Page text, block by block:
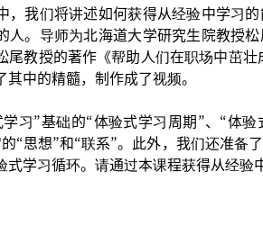
，我们将讲述如何获得从经验中学习
人。导师为北海道大学研究生院教授
尾教授的著作《帮助人们在职场中茁
中的精髓，制作成了视频。
习”基础的“体验式学习周期”、“体
“思想”和“联系”。此外，我们还准备
式学习循环。请通过本课程获得从经验